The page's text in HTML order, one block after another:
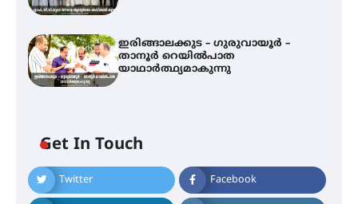
ഇരിങ്ങാലക്കുട – ഗുരുവായൂർ –
താനൂർ റെയിൽപാത
യാഥാർത്ഥ്യമാകുന്നു
Get In Touch
Twitter
Facebook
അരങ്ങ് 2026-ന്